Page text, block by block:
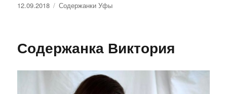
Опубликовано
12.09.2018 Рубрики
Содержанки Уфы
Содержанка Виктория